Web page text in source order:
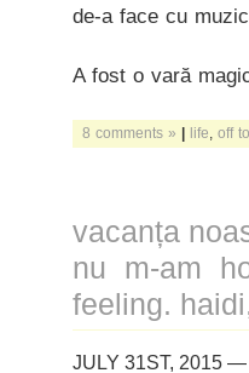
de-a face cu
A fost o vară
8 comments » | life off
vacanța
nu m-am
feeling.
JULY 31ST, 2015 —